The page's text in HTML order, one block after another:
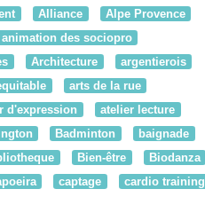
Alliance
Alpe Provence
animation des sociopro
Architecture
argentierois
arts de la rue
d'expression
atelier lecture
Badminton
baignade
Bien-être
Biodanza
captage
cardio training